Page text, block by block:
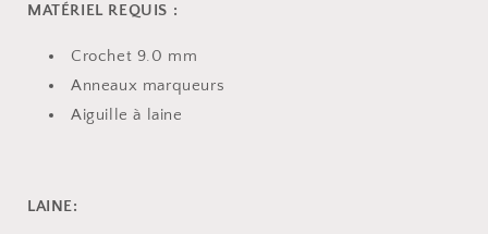
MATÉRIEL REQUIS :
Crochet 9.0 mm
Anneaux marqueurs
Aiguille à laine
LAINE: